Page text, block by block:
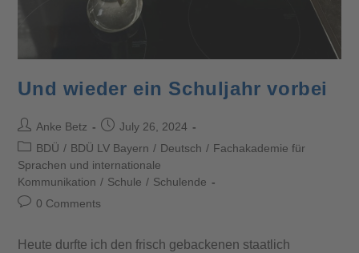
Und wieder ein Schuljahr vorbei
Anke Betz
July 26, 2024
BDÜ / BDÜ LV Bayern / Deutsch / Fachakademie für
Sprachen und internationale
Kommunikation / Schule / Schulende
0 Comments
Heute durfte ich den frisch gebackenen staatlich